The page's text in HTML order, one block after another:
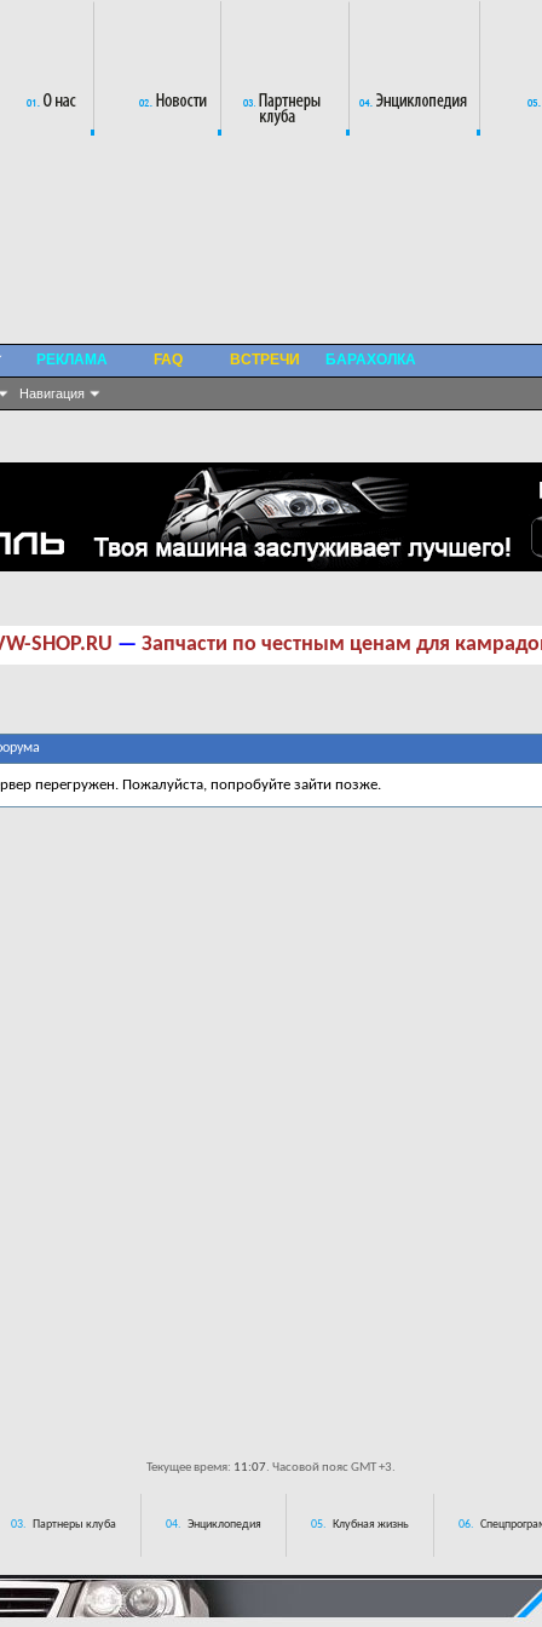
Навигация
РЕКЛАМА FAQ ВСТРЕЧИ БАРАХОЛКА
SHOP.RU — Запчасти по честным ценам для
перегружен. Пожалуйста, попробуйте зайти позже.
Текущее время: 11:07. Часовой пояс GMT +3.
03. Партнеры клуба 04. Энциклопедия 05. Клубная жизнь 06.